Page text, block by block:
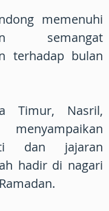
memenuhi
semangat
terhadap bulan
Timur, Nasril,
dan jajaran
hadir di nagari